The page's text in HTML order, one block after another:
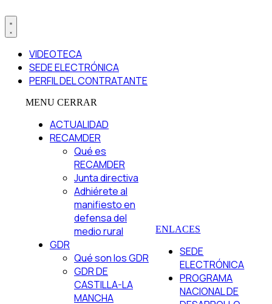
VIDEOTECA
SEDE ELECTRÓNICA
PERFIL DEL CONTRATANTE
MENU CERRAR
ACTUALIDAD
RECAMDER
Qué es
RECAMDER
Junta directiva
Adhiérete al
manifiesto en
defensa del
medio rural
GDR
Qué son los GDR
GDR DE
CASTILLA-LA
MANCHA
ENLACES
SEDE
ELECTRÓNICA
PROGRAMA
NACIONAL DE